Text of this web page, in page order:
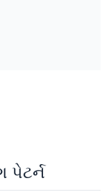
પેટર્ન